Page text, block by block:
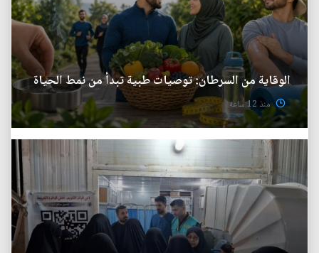
الوقاية من السرطان: توصيات طبية تبدأ من نمط الحياة
منذ 12 ساعة